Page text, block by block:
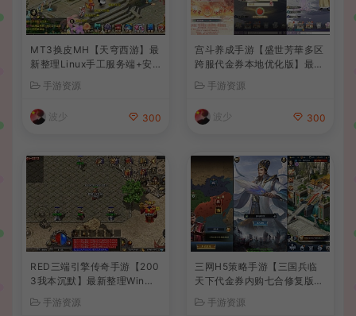
MT3换皮MH【天穹西游】最
新整理Linux手工服务端+安
建教程+全套源码+视频教程
手游资源
波少 300
宫斗养成手游【盛世芳華多区
跨服代金券本地优化版】最新
手工服务端+CDK授权后台
+安卓+详细搭建教程
手游资源
波少 300
RED三端引擎传奇手游【200
3我本沉默】最新整理Win系
细搭建教程
手游资源
三网H5策略手游【三国兵临
天下代金券内购七合修复版】
+Linux手工服务端+管理后台
手游资源